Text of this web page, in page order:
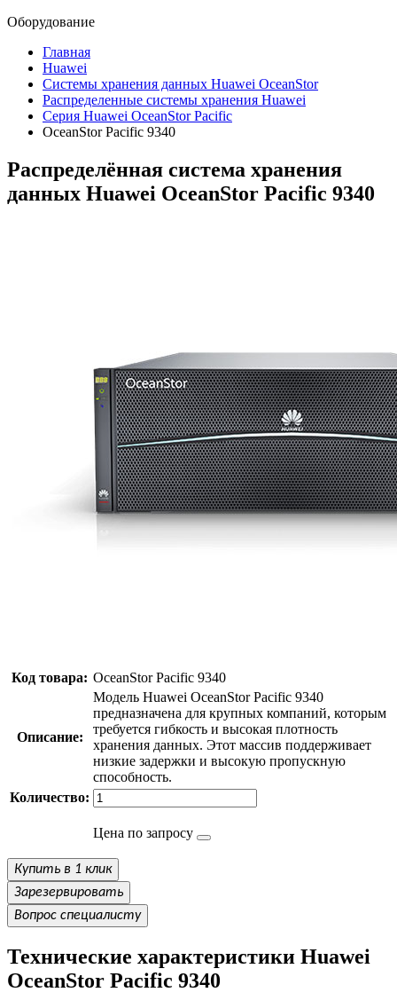
Оборудование
Главная
Huawei
Системы хранения данных Huawei OceanStor
Распределенные системы хранения Huawei
Серия Huawei OceanStor Pacific
OceanStor Pacific 9340
Распределённая система хранения
данных Huawei OceanStor Pacific 9340
Код товара: OceanStor Pacific 9340
Описание:
Модель Huawei OceanStor Pacific 9340
предназначена для крупных компаний, которым
требуется гибкость и высокая плотность
хранения данных. Этот массив поддерживает
низкие задержки и высокую пропускную
способность.
Количество:
Цена по запросу
Купить в 1 клик
Зарезервировать
Вопрос специалисту
Технические характеристики Huawei
OceanStor Pacific 9340